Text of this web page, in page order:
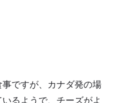
ですが、カナダ発の場
るようで、チーズがよ